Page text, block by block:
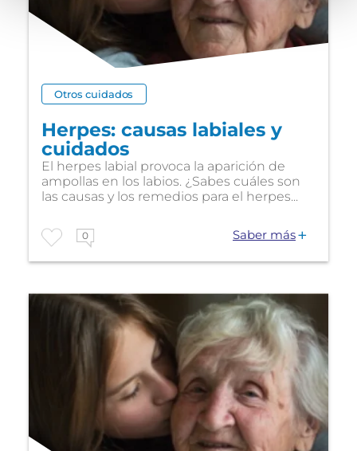
Otros cuidados
Herpes: causas labiales y
cuidados
El herpes labial provoca la aparición de
ampollas en los labios. ¿Sabes cuáles son
las causas y los remedios para el herpes...
0 Saber más